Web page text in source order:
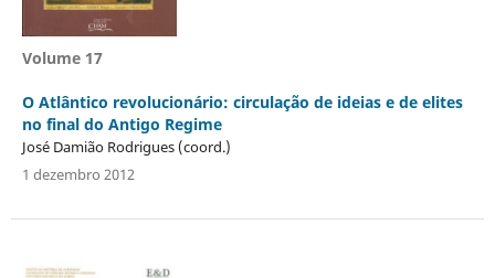
Volume 17
O Atlântico revolucionário: circulação de ideias e de elites
no final do Antigo Regime
José Damião Rodrigues (coord.)
1 dezembro 2012